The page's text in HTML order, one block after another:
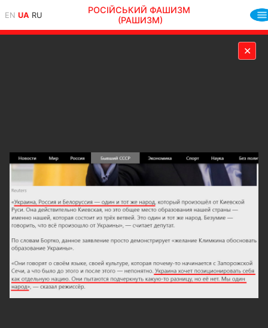
EN UA RU
РОСІЙСЬКИЙ ФАШИЗМ
(РАШИЗМ)
✕